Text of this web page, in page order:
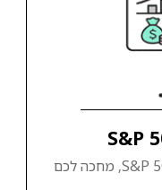
המדריך המלא לאיך להשקיע ב- S&P 500, מחכה לכם